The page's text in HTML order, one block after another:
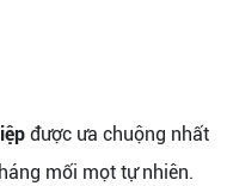
được ưa chuộng nhất
mối mọt tự nhiên.